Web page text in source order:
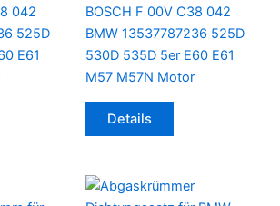
042
525D
E61
BOSCH F 00V C38 042
BMW 13537787236 525D
530D 535D 5er E60 E61
M57 M57N Motor
Details